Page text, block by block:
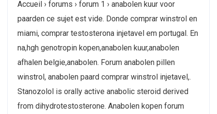
Accueil › forums › forum 1 › anabolen kuur voor
paarden ce sujet est vide. Donde comprar winstrol en
miami, comprar testosterona injetavel em portugal. En
na,hgh genotropin kopen,anabolen kuur,anabolen
afhalen belgie,anabolen. Forum anabolen pillen
winstrol, anabolen paard comprar winstrol injetavel,.
Stanozolol is orally active anabolic steroid derived
from dihydrotestosterone. Anabolen kopen forum